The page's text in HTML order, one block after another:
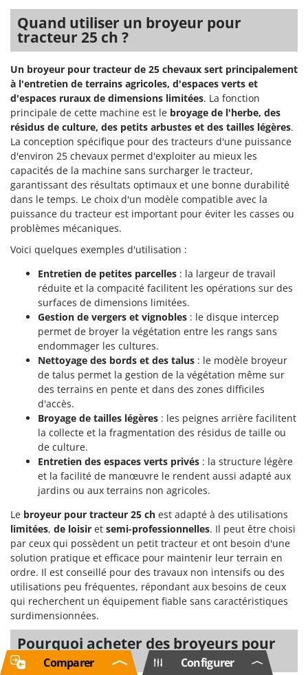
Quand utiliser un broyeur pour
tracteur 25 ch ?
Un broyeur pour tracteur de 25 chevaux sert principalement
à l'entretien de terrains agricoles, d'espaces verts et
d'espaces ruraux de dimensions limitées. La fonction
principale de cette machine est le broyage de l'herbe, des
résidus de culture, des petits arbustes et des tailles légères.
La conception spécifique pour des tracteurs d'une puissance
d'environ 25 chevaux permet d'exploiter au mieux les
capacités de la machine sans surcharger le tracteur,
garantissant des résultats optimaux et une bonne durabilité
dans le temps. Le choix d'un modèle compatible avec la
puissance du tracteur est important pour éviter les casses ou
problèmes mécaniques.
Voici quelques exemples d'utilisation :
Entretien de petites parcelles : la largeur de travail
réduite et la compacité facilitent les opérations sur des
surfaces de dimensions limitées.
Gestion de vergers et vignobles : le disque intercep
permet de broyer la végétation entre les rangs sans
endommager les cultures.
Nettoyage des bords et des talus : le modèle broyeur
de talus permet la gestion de la végétation même sur
des terrains en pente et dans des zones difficiles
d'accès.
Broyage de tailles légères : les peignes arrière facilitent
la collecte et la fragmentation des résidus de taille ou
de culture.
Entretien des espaces verts privés : la structure légère
et la facilité de manœuvre le rendent aussi adapté aux
jardins ou aux terrains non agricoles.
Le broyeur pour tracteur 25 ch est adapté à des utilisations
limitées, de loisir et semi-professionnelles. Il peut être choisi
par ceux qui possèdent un petit tracteur et ont besoin d'une
solution pratique et efficace pour maintenir leur terrain en
ordre. Il est conseillé pour des travaux non intensifs ou des
utilisations peu fréquentes, répondant aux besoins de ceux
qui recherchent un équipement fiable sans caractéristiques
surdimensionnées.
Pourquoi acheter des broyeurs pour
tracteur 25 ch ? Configurer
Comparer